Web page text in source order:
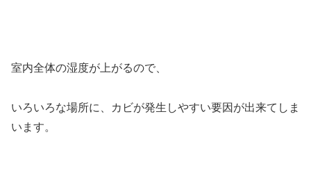
室内全体の湿度が上がるので、
いろいろな場所に、カビが発生しやすい要因が出来てしま
います。